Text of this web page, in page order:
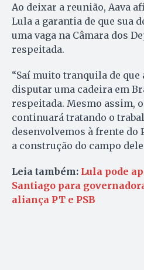
Ao deixar a reunião, Aava
Lula a garantia de que sua
uma vaga na Câmara dos
respeitada.
“Saí muito tranquila de que
disputar uma cadeira em
respeitada. Mesmo assim,
continuará tratando o
desenvolvemos à frente do
a construção do campo
Leia também: Lula pode
Santiago para
aliança PT e PSB